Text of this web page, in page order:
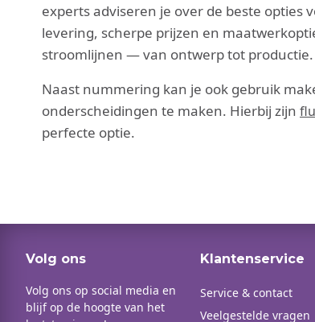
experts adviseren je over de beste opties
levering, scherpe prijzen en
stroomlijnen — van ontwerp tot productie.
Naast nummering kan je ook gebruik
onderscheidingen te maken. Hierbij zijn
perfecte optie.
Volg ons
Volg ons op social media en
blijf op de hoogte van het
Klantenservice
Service & contact
Veelgestelde vragen